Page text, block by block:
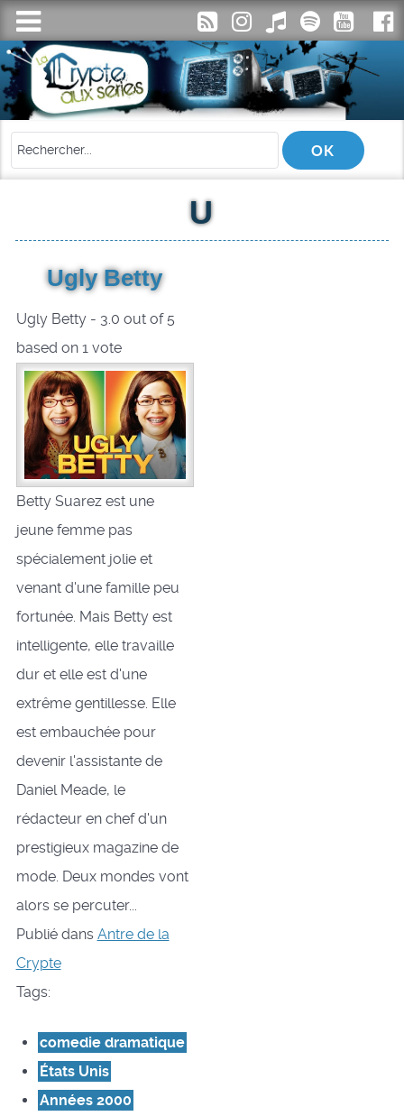
U
Ugly Betty
Ugly Betty- 3.0 out of 5
based on 1vote
Betty Suarez est une
jeune femme pas
spécialement jolie et
venant d'une famille peu
fortunée. Mais Betty est
intelligente, elle travaille
dur et elle est d'une
extrême gentillesse. Elle
est embauchée pour
devenir l'assistante de
Daniel Meade, le
rédacteur en chef d'un
prestigieux magazine de
mode. Deux mondes vont
alors se percuter...
Publié dans Antre de la
Crypte
Tags:
comedie dramatique
États Unis
Années 2000